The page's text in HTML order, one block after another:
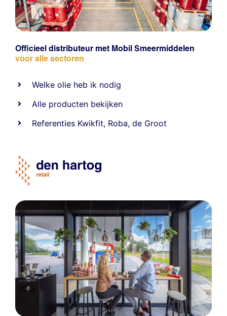
Officieel distributeur met Mobil Smeermiddelen
voor alle sectoren
Welke olie heb ik nodig
Alle producten bekijken
Referenties Kwikfit, Roba,de Groot